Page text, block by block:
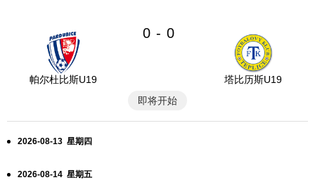
帕尔杜比斯U19
0 - 0
塔比历斯U19
即将开始
2026-08-13 星期四
2026-08-14 星期五